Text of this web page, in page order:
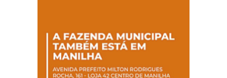
Magalhães Seabra